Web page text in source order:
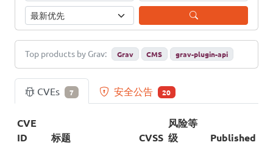
Top products by Grav: Grav CMS grav-plugin-api
CVEs 7 安全公告 20
CVE
ID
标题 CVSS
风险等
级
Published